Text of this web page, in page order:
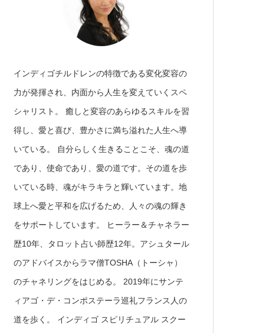
インディゴチルドレンの特徴である変化変容の
力が発揮され、内面から人生を変えていくスペ
シャリスト。 癒しと変容のあらゆるスキルを習
得し、愛と喜び、豊かさに満ち溢れた人生へ導
いている。 自分らしく生きることこそ、魂の道
であり、使命であり、愛の道です。その道を歩
いている時、魂がキラキラと輝いています。地
球上へ愛と平和を広げるため、人々の魂の輝き
をサポートしています。 ヒーラー＆チャネラー
歴10年、タロット占い師歴12年。アシュタール
のアドバイスからラマ僧TOSHA（トーシャ）
のチャネリングをはじめる。 2019年にサンテ
ィアゴ・デ・コンポステーラ巡礼フランス人の
道を歩く。 インディゴ スピリチュアル スクー